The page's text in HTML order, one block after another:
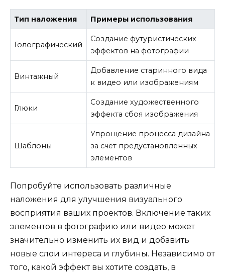
Тип наложения Примеры использования
Голографический
Создание футуристических
эффектов на фотографии
Винтажный
Добавление старинного вида
к видео или изображениям
Глюки
Создание художественного
эффекта сбоя изображения
Шаблоны
Упрощение процесса дизайна
за счёт предустановленных
элементов
Попробуйте использовать различные
наложения для улучшения визуального
восприятия ваших проектов. Включение таких
элементов в фотографию или видео может
значительно изменить их вид и добавить
новые слои интереса и глубины. Независимо от
того, какой эффект вы хотите создать, в